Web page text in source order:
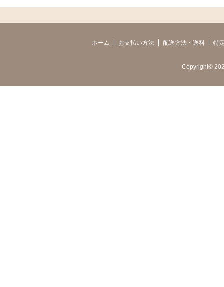
ホーム お支払い方法 配送方法・送料 特
Copyright©